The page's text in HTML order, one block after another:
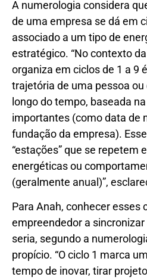
A numerologia considera
de uma empresa se dá em
associado a um tipo de
estratégico. “No contexto
organiza em ciclos de 1 a 9
trajetória de uma pessoa
longo do tempo, baseada
importantes (como data de
fundação da empresa).
“estações” que se repetem
energéticas ou
(geralmente anual)”,
Para Anah, conhecer esses
empreendedor a
seria, segundo a
propício. “O ciclo 1 marca
tempo de inovar, tirar